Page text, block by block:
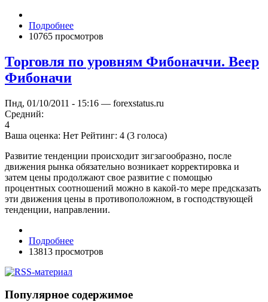
Подробнее
10765 просмотров
Торговля по уровням Фибоначчи. Веер
Фибоначи
Пнд, 01/10/2011 - 15:16 — forexstatus.ru
Средний:
4
Ваша оценка: Нет Рейтинг: 4 (3 голоса)
Развитие тенденции происходит зигзагообразно, после
движения рынка обязательно возникает корректировка и
затем цены продолжают свое развитие с помощью
процентных соотношений можно в какой-то мере предсказать
эти движения цены в противоположном, в господствующей
тенденции, направлении.
Подробнее
13813 просмотров
Популярное содержимое